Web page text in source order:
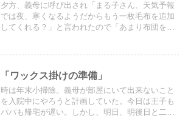
夕方、義母に呼び出され「まる子さん、天気予報
では夜、寒くなるようだからもう一枚毛布を追加
してくれる？」と言われたので「あまり布団を重
「ワックス掛けの準備」
時は年末小掃除。義母が部屋にいて出来ないこと
を入院中にやろうと計画していた。今日は王子も
パパも帰宅が遅い。しかし、明日、明後日と二日